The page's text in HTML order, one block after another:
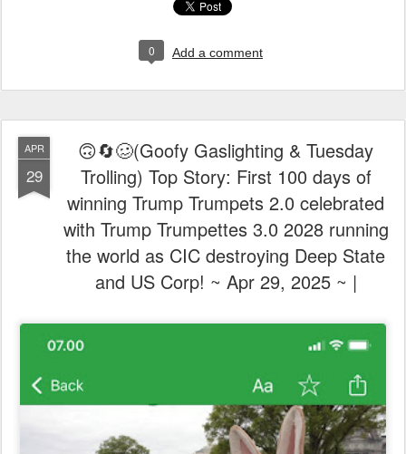
0 Add a comment
APR
29
🙃🔄🥴(Goofy Gaslighting & Tuesday
Trolling) Top Story: First 100 days of
winning Trump Trumpets 2.0 celebrated
with Trump Trumpettes 3.0 2028 running
the world as CIC destroying Deep State
and US Corp! ~ Apr 29, 2025 ~ |